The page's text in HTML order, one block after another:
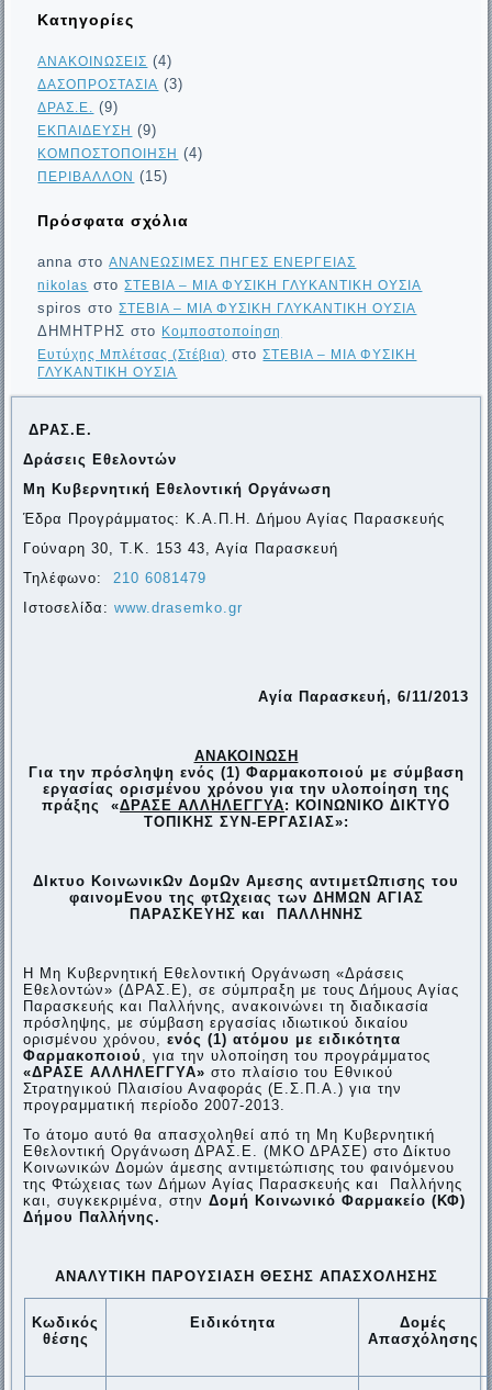
Kατηγορίες
ΑΝΑΚΟΙΝΩΣΕΙΣ (4)
ΔΑΣΟΠΡΟΣΤΑΣΙΑ (3)
ΔΡΑΣ.Ε. (9)
ΕΚΠΑΙΔΕΥΣΗ (9)
ΚΟΜΠΟΣΤΟΠΟΙΗΣΗ (4)
ΠΕΡΙΒΑΛΛΟΝ (15)
Πρόσφατα σχόλια
anna στοΑΝΑΝΕΩΣΙΜΕΣ ΠΗΓΕΣ ΕΝΕΡΓΕΙΑΣ
nikolas στοΣΤΕΒΙΑ – ΜΙΑ ΦΥΣΙΚΗ ΓΛΥΚΑΝΤΙΚΗ ΟΥΣΙΑ
spiros στοΣΤΕΒΙΑ – ΜΙΑ ΦΥΣΙΚΗ ΓΛΥΚΑΝΤΙΚΗ ΟΥΣΙΑ
ΔΗΜΗΤΡΗΣ στο Κομποστοποίηση
Ευτύχης Μπλέτσας (Στέβια) στοΣΤΕΒΙΑ – ΜΙΑ ΦΥΣΙΚΗ
ΓΛΥΚΑΝΤΙΚΗ ΟΥΣΙΑ
ΔΡΑΣ.Ε.
Δράσεις Εθελοντών
Μη Κυβερνητική Εθελοντική Οργάνωση
Έδρα Προγράμματος: Κ.Α.Π.Η. Δήμου Αγίας Παρασκευής
Γούναρη 30, Τ.Κ. 153 43, Αγία Παρασκευή
Τηλέφωνο: 210 6081479
Ιστοσελίδα:www.drasemko.gr
Αγία Παρασκευή, 6/11/2013
ΑΝΑΚΟΙΝΩΣΗ
Για την πρόσληψη ενός (1) Φαρμακοποιού με σύμβαση
εργασίας ορισμένου χρόνου για την υλοποίηση της
πράξης «ΔΡΑΣΕ ΑΛΛΗΛΕΓΓΥΑ: ΚΟΙΝΩΝΙΚΟ ΔΙΚΤΥΟ
ΤΟΠΙΚΗΣ ΣΥΝ-ΕΡΓΑΣΙΑΣ»:
ΔΙκτυο ΚοινωνικΩν ΔομΩν Αμεσης αντιμετΩπισης του
φαινομΕνου της φτΩχειας των ΔΗΜΩΝ ΑΓΙΑΣ
ΠΑΡΑΣΚΕΥΗΣ και ΠΑΛΛΗΝΗΣ
Η Μη Κυβερνητική Εθελοντική Οργάνωση «Δράσεις
Εθελοντών» (ΔΡΑΣ.Ε), σε σύμπραξη με τους Δήμους Αγίας
Παρασκευής και Παλλήνης, ανακοινώνει τη διαδικασία
πρόσληψης, με σύμβαση εργασίας ιδιωτικού δικαίου
ορισμένου χρόνου,ενός (1) ατόμου με ειδικότητα
Φαρμακοποιού
, για την υλοποίηση του προγράμματος
«ΔΡΑΣΕ ΑΛΛΗΛΕΓΓΥΑ»στο πλαίσιο του Εθνικού
Στρατηγικού Πλαισίου Αναφοράς (Ε.Σ.Π.Α.) για την
προγραμματική περίοδο 2007-2013.
Το άτομο αυτό θα απασχοληθεί από τη Μη Κυβερνητική
Εθελοντική Οργάνωση ΔΡΑΣ.Ε. (ΜΚΟ ΔΡΑΣΕ) στο Δίκτυο
Κοινωνικών Δομών άμεσης αντιμετώπισης του φαινόμενου
της Φτώχειας των Δήμων Αγίας Παρασκευής και Παλλήνης
και, συγκεκριμένα, στηνΔομή Κοινωνικό Φαρμακείο (ΚΦ)
Δήμου Παλλήνης.
ΑΝΑΛΥΤΙΚΗ ΠΑΡΟΥΣΙΑΣΗ ΘΕΣΗΣ ΑΠΑΣΧΟΛΗΣΗΣ
Κωδικός
θέσης
Ειδικότητα
Δομές
Απασχόλησης